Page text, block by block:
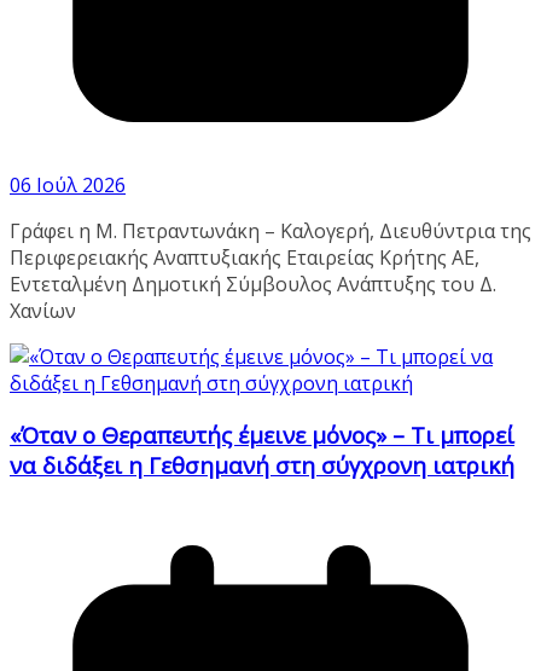
06 Ιούλ 2026
Γράφει η Μ. Πετραντωνάκη – Καλογερή, Διευθύντρια της
Περιφερειακής Αναπτυξιακής Εταιρείας Κρήτης ΑΕ,
Εντεταλμένη Δημοτική Σύμβουλος Ανάπτυξης του Δ.
Χανίων
«Όταν ο Θεραπευτής έμεινε μόνος» – Τι μπορεί
να διδάξει η Γεθσημανή στη σύγχρονη ιατρική